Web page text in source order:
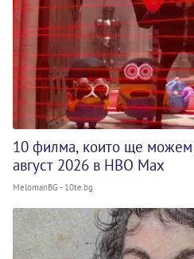
10 филма, които ще можем
август 2026 в HBO Max
MelomanBG - 10te.bg